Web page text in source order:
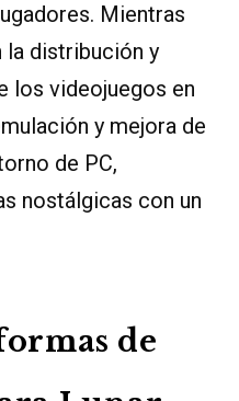
Mientras
la distribución y
los videojuegos en
y mejora de
de PC,
nostálgicas con un
de